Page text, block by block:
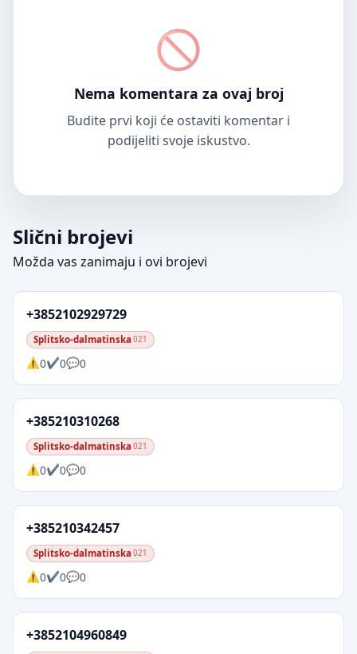
Nema komentara za ovaj broj
Budite prvi koji će ostaviti komentar i
podijeliti svoje iskustvo.
Slični brojevi
Možda vas zanimaju i ovi brojevi
+3852102929729
Splitsko-dalmatinska 021
0 0 0
+385210310268
Splitsko-dalmatinska 021
0 0 0
+385210342457
Splitsko-dalmatinska 021
0 0 0
+3852104960849